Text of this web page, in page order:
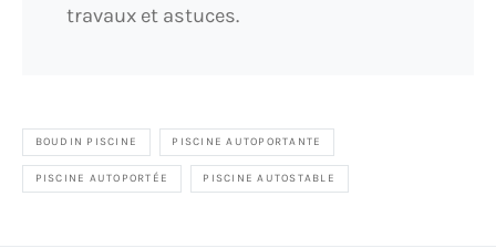
travaux et astuces.
BOUDIN PISCINE PISCINE AUTOPORTANTE
PISCINE AUTOPORTÉE PISCINE AUTOSTABLE